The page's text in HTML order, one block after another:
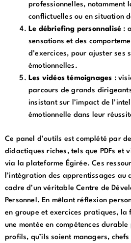
professionnelles, notamment
conflictuelles ou en situation
Le débriefing personnalisé :
sensations et des
d’exercices, pour ajuster ses
émotionnelles.
Les vidéos témoignages :
parcours de grands
insistant sur l’impact de
émotionnelle dans leur
Ce panel d’outils est complété par
didactiques riches, tels que PDFs et
via la plateforme Égirée. Ces
l’intégration des apprentissages au
cadre d’un véritable Centre de
Personnel. En mêlant réflexion
en groupe et exercices pratiques,
une montée en compétences durable
profils, qu’ils soient managers,